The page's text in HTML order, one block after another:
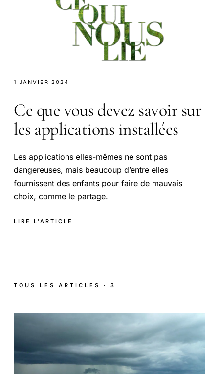
1 JANVIER 2024
Ce que vous devez savoir sur
les applications installées
Les applications elles-mêmes ne sont pas
dangereuses, mais beaucoup d’entre elles
fournissent des enfants pour faire de mauvais
choix, comme le partage.
LIRE L'ARTICLE
TOUS LES ARTICLES · 3